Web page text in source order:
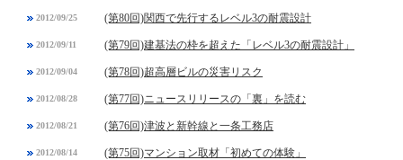
2012/09/25 (第80回)関西で先行するレベル3の耐震設計
2012/09/11 (第79回)建基法の枠を超えた「レベル3の耐震設計」
2012/09/04 (第78回)超高層ビルの災害リスク
2012/08/28 (第77回)ニュースリリースの「裏」を読む
2012/08/21 (第76回)津波と新幹線と一条工務店
2012/08/14 (第75回)マンション取材「初めての体験」